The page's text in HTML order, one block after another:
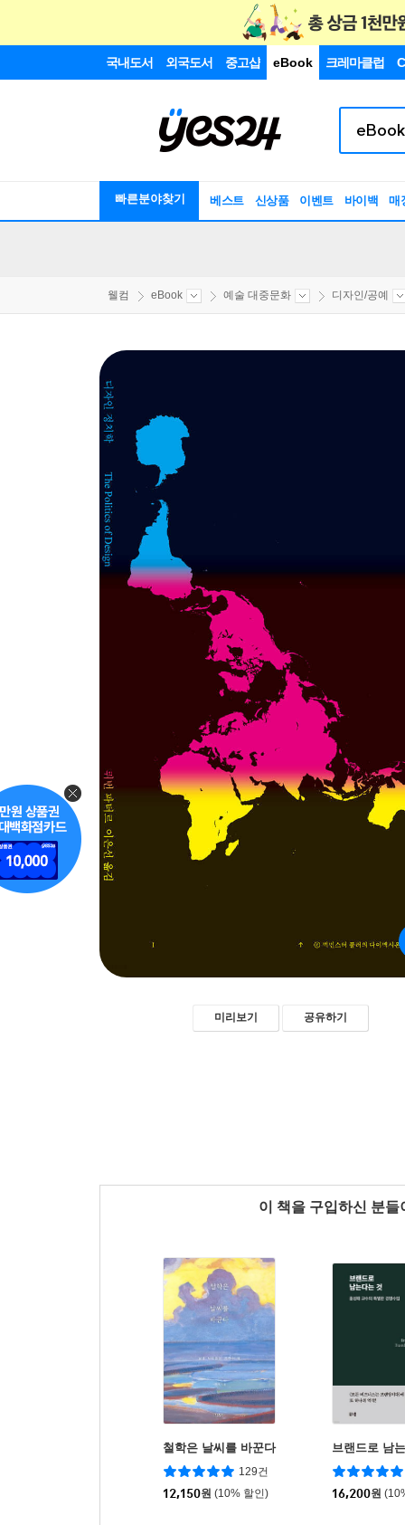
국내도서 외국도서 중고샵 eBook 크레마클럽
빠른분야찾기 베스트 신상품 이벤트 바이백 매
웰컴 eBook 예술 대중문화 디자인/공예
미리보기 공유하기
이 책을 구입하신 분
철학은 날씨를 바꾼다
129건
12,150원 (10% 할인)
브랜드로 남
16,200원